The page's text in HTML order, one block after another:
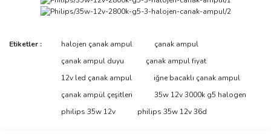
Bu ürüne ilk yorumu siz yapın!
Yorum Yaz
Bu ürünün fiyat bilgisi, resim, ürün açıklamalarında ve diğer
tarafımıza iletebilirsiniz.
Görüş ve önerileriniz için teşekkür ederiz.
Ürün resmi kalitesiz, bozuk veya görüntülenemiyor.
Etiketler : halojen çanak ampul
çanak ampul
çanak ampul duyu
çanak ampul fiyat
12v led çanak ampul
iğne bacaklı çanak ampul
çanak ampül çeşitleri
35w 12v 3000k g5 halogen
philips 35w 12v
philips 35w 12v 36d